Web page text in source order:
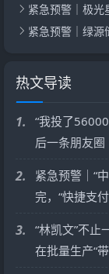
紧急预警｜极光星
紧急预警｜绿源储能
热文导读
1.
“我投了
后一条朋友圈
2.
紧急预警｜“
完，“快捷支
3.
“林凯文”不
在批量生产“